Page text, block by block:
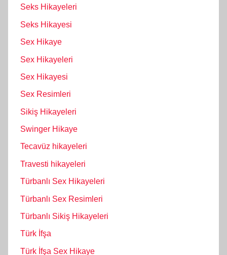
Seks Hikayeleri
Seks Hikayesi
Sex Hikaye
Sex Hikayeleri
Sex Hikayesi
Sex Resimleri
Sikiş Hikayeleri
Swinger Hikaye
Tecavüz hikayeleri
Travesti hikayeleri
Türbanlı Sex Hikayeleri
Türbanlı Sex Resimleri
Türbanlı Sikiş Hikayeleri
Türk İfşa
Türk İfşa Sex Hikaye